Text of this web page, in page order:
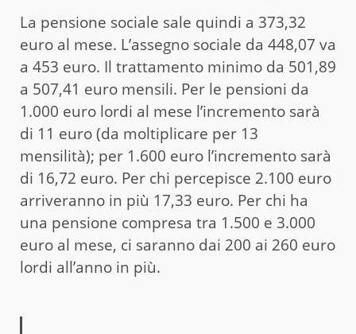
La pensione sociale sale quindi a 373,32
euro al mese. L’assegno sociale da 448,07 va
a 453 euro. Il trattamento minimo da 501,89
a 507,41 euro mensili. Per le pensioni da
1.000 euro lordi al mese l’incremento sarà
di 11 euro (da moltiplicare per 13
mensilità); per 1.600 euro l’incremento sarà
di 16,72 euro. Per chi percepisce 2.100 euro
arriveranno in più 17,33 euro. Per chi ha
una pensione compresa tra 1.500 e 3.000
euro al mese, ci saranno dai 200 ai 260 euro
lordi all’anno in più.